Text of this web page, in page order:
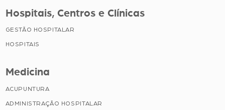
Hospitais, Centros e Clínicas
GESTÃO HOSPITALAR
HOSPITAIS
Medicina
ACUPUNTURA
ADMINISTRAÇÃO HOSPITALAR